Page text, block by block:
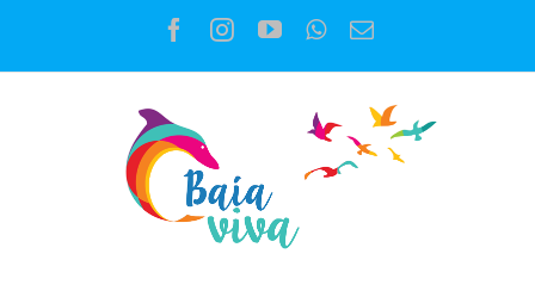
o
Facebook
Instagram
YouTubeWhatsApp
E-